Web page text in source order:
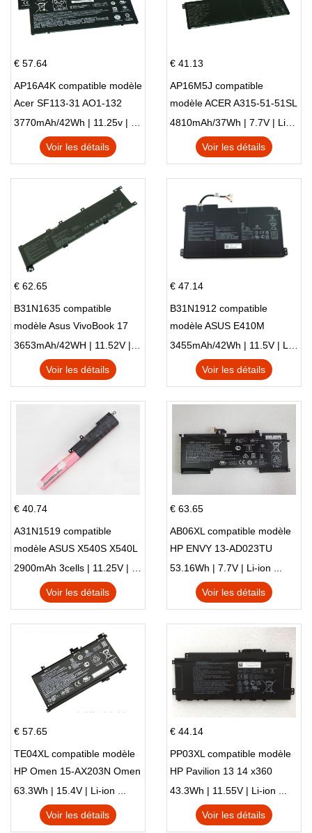
€ 57.64
AP16A4K compatible modèle
Acer SF113-31 AO1-132
NE132
3770mAh/42Wh | 11.25v | Li-ion ...
Voir les détails
€ 41.13
AP16M5J compatible
modèle ACER A315-51-51SL
N17Q1 SERIES
4810mAh/37Wh | 7.7V | Li-ion ...
Voir les détails
€ 62.65
B31N1635 compatible
modèle Asus VivoBook 17
X705NC X705UA X705UV
X705UN X705UD
3653mAh/42WH | 11.52V | Li-ion ...
Voir les détails
€ 47.14
B31N1912 compatible
modèle ASUS E410M
E410MA L410MA
3455mAh/42Wh | 11.5V | Li-ion ...
Voir les détails
€ 40.74
A31N1519 compatible
modèle ASUS X540S X540L
X540LA-SI302 X540SA
X540S
2900mAh 3cells | 11.25V | Li-ion ...
Voir les détails
€ 63.65
AB06XL compatible modèle
HP ENVY 13-AD023TU
HSTNN-DB8C 921438-855
TPN-I128
53.16Wh | 7.7V | Li-ion ...
Voir les détails
€ 57.65
TE04XL compatible modèle
HP Omen 15-AX203N Omen
15 Series Pavilion 15 Series
63.3Wh | 15.4V | Li-ion ...
Voir les détails
€ 44.14
PP03XL compatible modèle
HP Pavilion 13 14 x360
L83388-AC1 L83388-421
HSTNN-LB8S M01118-421
M01144-005 13-BB 14-DV
43.3Wh | 11.55V | Li-ion ...
Voir les détails